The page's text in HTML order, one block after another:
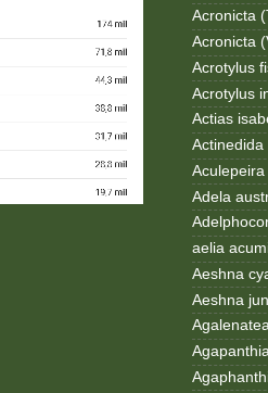
Acronicta
Acronicta
Acrotylus
Acrotylus
Actias
Actinedida
Adela
aelia
Aeshna
Aeshna